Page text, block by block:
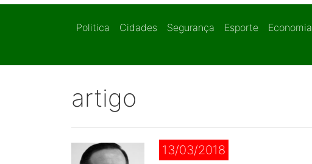
Politica Cidades Segurança Esporte Economia
artigo
13/03/2018